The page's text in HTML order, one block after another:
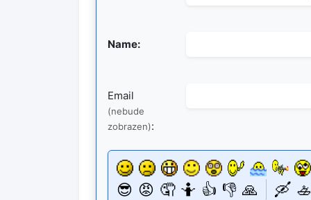
Name:
Email
(nebude
zobrazen):
😎 😡 🤦 🤷 👍 👎 🙏 🛶 🚣